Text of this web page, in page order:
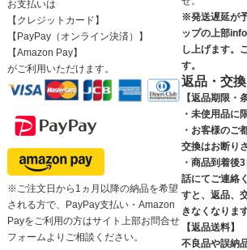
お支払いは
【クレジットカード】
【PayPay（オンライン決済）】
【Amazon Pay】
がご利用いただけます。
※ご注文日から1ヵ月以降の納品を希望
される方で、PayPay支払い・Amazon
Payをご利用の方はサイト上部お問合せ
フォームよりご相談ください。
※発送遅延が
ップの上部
し上げます。
す。
返品・交
【返品期限・
・未使用品に
・お客様のご
交換はお断り
・商品到着後
話にてご連絡
すと、返品、
きなくなりま
【返品送料】
不良品や誤納